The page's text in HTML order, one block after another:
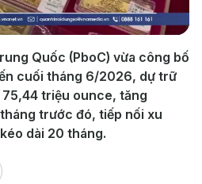
Video
Quốc (PboC) vừa công bố
cuối tháng 6/2026, dự trữ
triệu ounce, tăng
trước đó, tiếp nối xu
dài 20 tháng.